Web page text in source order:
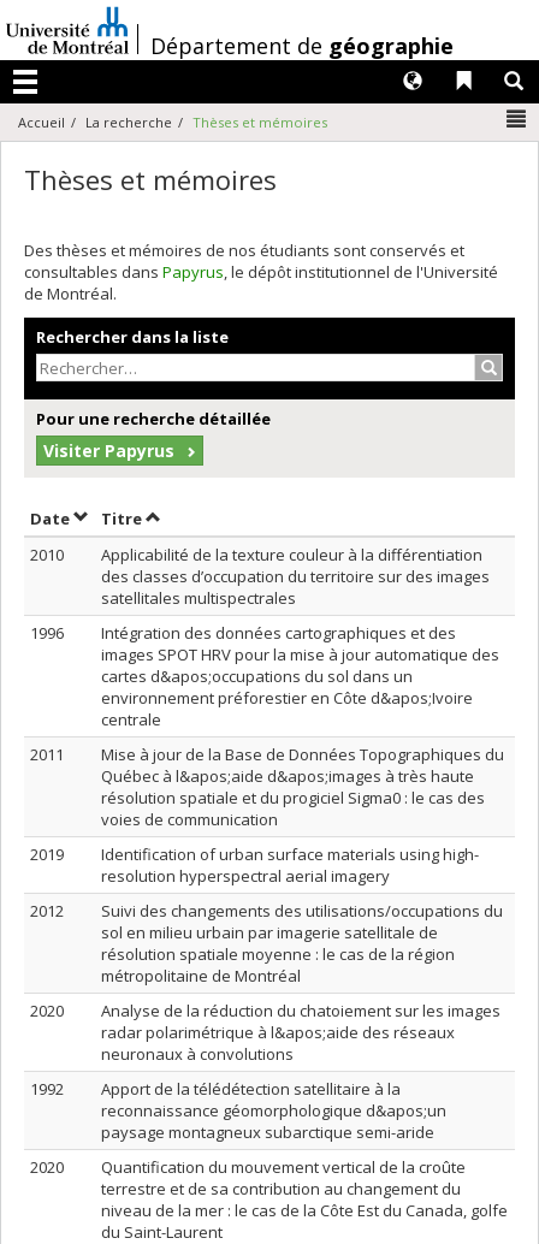
au
contenu
/Département de géographie
Menu
Liens
Langues
Accueil La recherche Thèses et mémoires
Thèses et mémoires
Des thèses et mémoires de nos étudiants sont conservés et
consultables dans Papyrus, le dépôt institutionnel de l'Université
de Montréal.
Rechercher dans la liste
Pour une recherche détaillée
Visiter Papyrus
DateTrier par date en ordre croissant
TitreTrier par titre en ordre croissant
2010
Applicabilité de la texture couleur à la différentiation
des classes d’occupation du territoire sur des images
satellitales multispectrales
1996
Intégration des données cartographiques et des
images SPOT HRV pour la mise à jour automatique des
cartes d&apos;occupations du sol dans un
environnement préforestier en Côte d&apos;Ivoire
centrale
2011
Mise à jour de la Base de Données Topographiques du
Québec à l&apos;aide d&apos;images à très haute
résolution spatiale et du progiciel Sigma0 : le cas des
voies de communication
2019
Identification of urban surface materials using high-
resolution hyperspectral aerial imagery
2012
Suivi des changements des utilisations/occupations du
sol en milieu urbain par imagerie satellitale de
résolution spatiale moyenne : le cas de la région
métropolitaine de Montréal
2020
Analyse de la réduction du chatoiement sur les images
radar polarimétrique à l&apos;aide des réseaux
neuronaux à convolutions
1992
Apport de la télédétection satellitaire à la
reconnaissance géomorphologique d&apos;un
paysage montagneux subarctique semi-aride
2020
Quantification du mouvement vertical de la croûte
terrestre et de sa contribution au changement du
niveau de la mer : le cas de la Côte Est du Canada, golfe
du Saint-Laurent